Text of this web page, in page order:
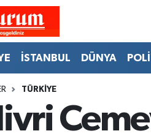
İSTANBUL DÜNYA
TÜRKİYE